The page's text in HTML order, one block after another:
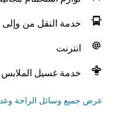
خدمة النقل من وإلى
انترنت
خدمة غسيل الملابس
عرض جميع وسائل الراحة